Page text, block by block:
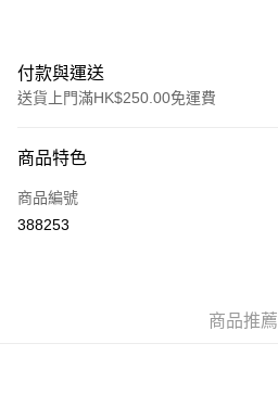
付款與運送
送貨上門滿HK$250.00免運費
信用卡
Apple Pay
商品特色
商品編號
388253
商品推薦